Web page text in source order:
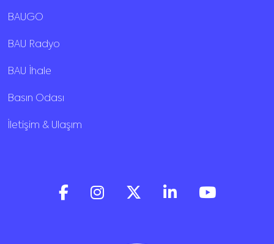
BAUGO
BAU Radyo
BAU İhale
Basın Odası
İletişim & Ulaşım